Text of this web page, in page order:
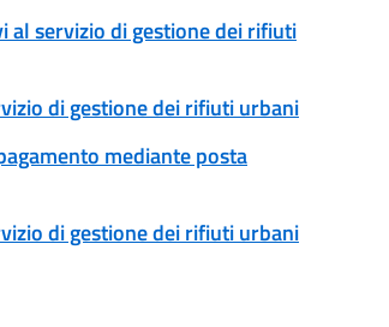
al servizio di gestione dei rifiuti
di gestione dei rifiuti urbani
mediante posta
di gestione dei rifiuti urbani